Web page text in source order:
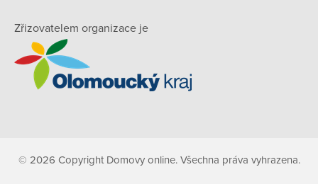
Zřizovatelem organizace je
© 2026 Copyright Domovy online. Všechna práva vyhrazena.